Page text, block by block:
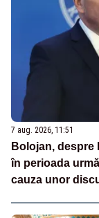
7 aug. 2026, 11:51
Bolojan, despre
în perioada
cauza unor